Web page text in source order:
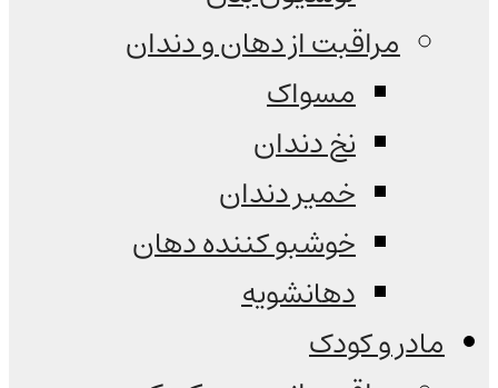
مراقبت از دهان و دندان
مسواک
نخ دندان
خمیر دندان
خوشبو کننده دهان
دهانشویه
مادر و کودک